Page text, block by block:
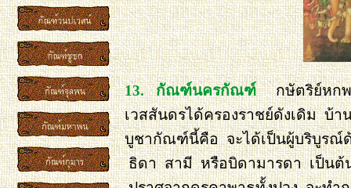
13. กัณฑ์นครกัณฑ์กษัตริย์หกพ
เวสสันดรได้ครองราชย์ดังเดิม บ้
บูชากัณฑ์นี้คือ จะได้เป็นผู้บริบูรณ์
ธิดา สามี หรือบิดามารดา เป็นต้